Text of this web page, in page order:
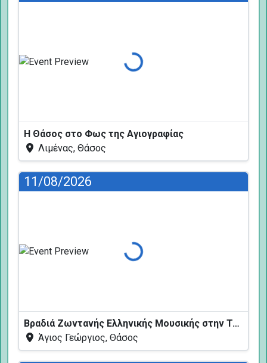
Φόρτωση...
Η Θάσος στο Φως της Αγιογραφίας
Λιμένας, Θάσος
11/08/2026
Φόρτωση...
Βραδιά Ζωντανής Ελληνικής Μουσικής στην Ταβέρνα Κελάρι
Άγιος Γεώργιος, Θάσος